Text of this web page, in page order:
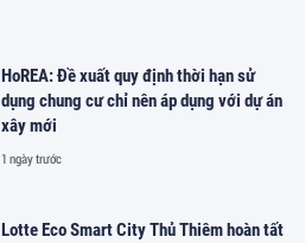
HoREA: Đề xuất quy định thời hạn sử
dụng chung cư chỉ nên áp dụng với dự án
xây mới
1 ngày trước
Lotte Eco Smart City Thủ Thiêm hoàn tất